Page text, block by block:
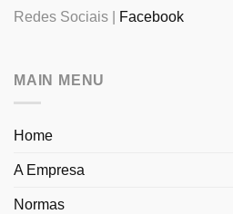
Redes Sociais | Facebook
MAIN MENU
Home
A Empresa
Normas